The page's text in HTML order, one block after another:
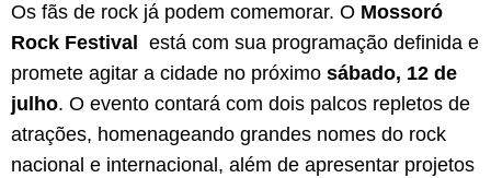
Os fãs de rock já podem comemorar. O Mossoró
Rock Festival
está com sua programação definida e
promete agitar a cidade no próximo sábado, 12 de
julho. O evento contará com dois palcos repletos de
atrações, homenageando grandes nomes do rock
nacional e internacional, além de apresentar projetos